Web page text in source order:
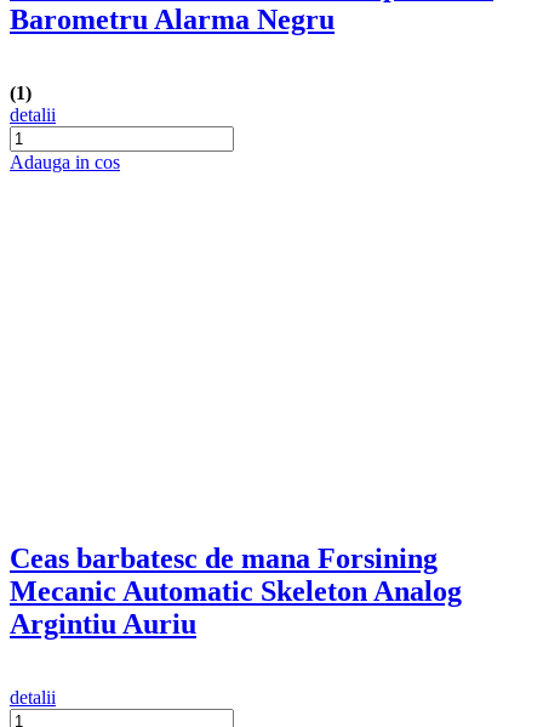
Barometru Alarma Negru
(1)
detalii
Adauga in cos
Ceas barbatesc de mana Forsining
Mecanic Automatic Skeleton Analog
Argintiu Auriu
detalii